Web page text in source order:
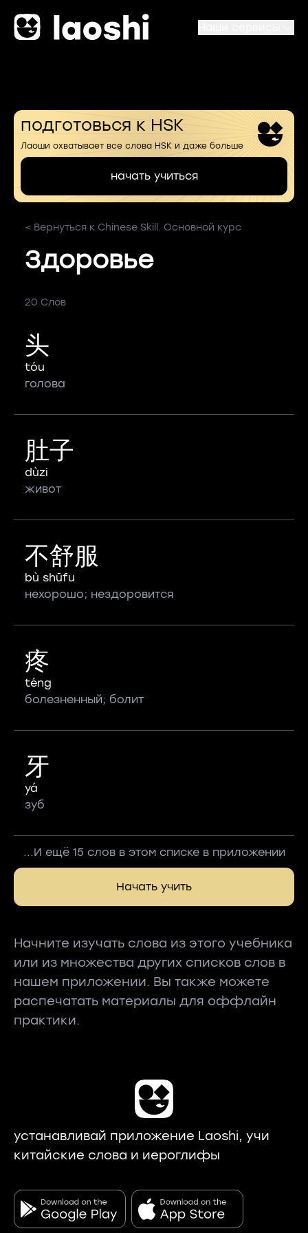
подготовься к HSK
Лаоши охватывает все слова HSK и даже больше
начать учиться
< Вернуться к Chinese Skill. Основной курс
Здоровье
20 Слов
头
tóu
голова
肚子
dùzi
живот
不舒服
bù shūfu
нехорошо; нездоровится
疼
téng
болезненный; болит
牙
yá
зуб
...И ещё 15 слов в этом списке в приложении
Начать учить
Начните изучать слова из этого учебника
или из множества других списков слов в
нашем приложении. Вы также можете
распечатать материалы для оффлайн
практики.
устанавливай приложение Laoshi, учи
китайские слова и иероглифы